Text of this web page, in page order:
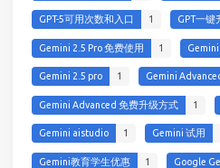
GPT-5可用次数和入口 1 GPT一键
Gemini 2.5 Pro 免费使用 1 Gemini
Gemini 2.5 pro 1 Gemini
Gemini Advanced 免费升级方式 1
Gemini aistudio 1 Gemini 试用
Gemini教育学生优惠 1 Google